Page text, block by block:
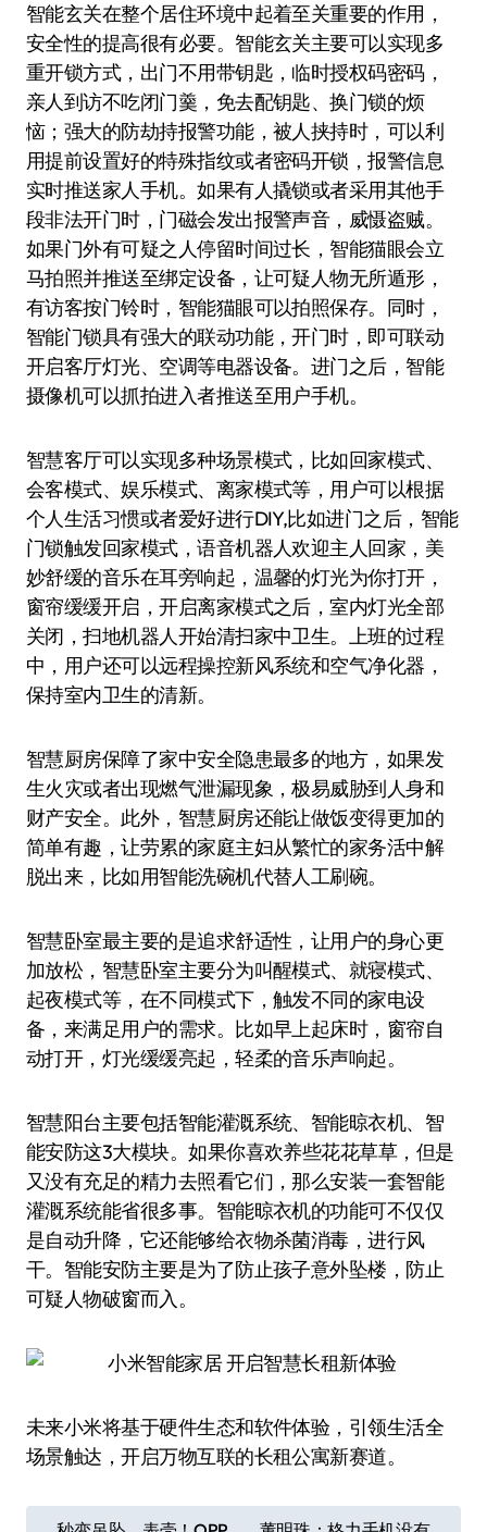
智能玄关在整个居住环境中起着至关重要的作用，
安全性的提高很有必要。智能玄关主要可以实现多
重开锁方式，出门不用带钥匙，临时授权码密码，
亲人到访不吃闭门羹，免去配钥匙、换门锁的烦
恼；强大的防劫持报警功能，被人挟持时，可以利
用提前设置好的特殊指纹或者密码开锁，报警信息
实时推送家人手机。如果有人撬锁或者采用其他手
段非法开门时，门磁会发出报警声音，威慑盗贼。
如果门外有可疑之人停留时间过长，智能猫眼会立
马拍照并推送至绑定设备，让可疑人物无所遁形，
有访客按门铃时，智能猫眼可以拍照保存。同时，
智能门锁具有强大的联动功能，开门时，即可联动
开启客厅灯光、空调等电器设备。进门之后，智能
摄像机可以抓拍进入者推送至用户手机。
智慧客厅可以实现多种场景模式，比如回家模式、
会客模式、娱乐模式、离家模式等，用户可以根据
个人生活习惯或者爱好进行DIY,比如进门之后，智能
门锁触发回家模式，语音机器人欢迎主人回家，美
妙舒缓的音乐在耳旁响起，温馨的灯光为你打开，
窗帘缓缓开启，开启离家模式之后，室内灯光全部
关闭，扫地机器人开始清扫家中卫生。上班的过程
中，用户还可以远程操控新风系统和空气净化器，
保持室内卫生的清新。
智慧厨房保障了家中安全隐患最多的地方，如果发
生火灾或者出现燃气泄漏现象，极易威胁到人身和
财产安全。此外，智慧厨房还能让做饭变得更加的
简单有趣，让劳累的家庭主妇从繁忙的家务活中解
脱出来，比如用智能洗碗机代替人工刷碗。
智慧卧室最主要的是追求舒适性，让用户的身心更
加放松，智慧卧室主要分为叫醒模式、就寝模式、
起夜模式等，在不同模式下，触发不同的家电设
备，来满足用户的需求。比如早上起床时，窗帘自
动打开，灯光缓缓亮起，轻柔的音乐声响起。
智慧阳台主要包括智能灌溉系统、智能晾衣机、智
能安防这3大模块。如果你喜欢养些花花草草，但是
又没有充足的精力去照看它们，那么安装一套智能
灌溉系统能省很多事。智能晾衣机的功能可不仅仅
是自动升降，它还能够给衣物杀菌消毒，进行风
干。智能安防主要是为了防止孩子意外坠楼，防止
可疑人物破窗而入。
未来小米将基于硬件生态和软件体验，引领生活全
场景触达，开启万物互联的长租公寓新赛道。